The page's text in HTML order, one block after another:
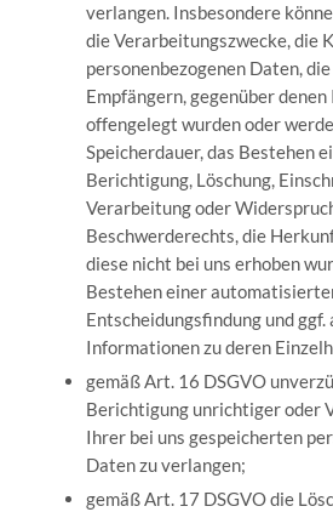
verlangen. Insbesondere
die Verarbeitungszwecke, die
personenbezogenen Daten,
Empfängern, gegenüber
offengelegt wurden oder
Speicherdauer, das Bestehen
Berichtigung, Löschung,
Verarbeitung oder
Beschwerderechts, die
diese nicht bei uns erhoben
Bestehen einer
Entscheidungsfindung und
Informationen zu deren
gemäß Art. 16 DSGVO
Berichtigung unrichtiger oder
Ihrer bei uns gespeicherten
Daten zu verlangen;
gemäß Art. 17 DSGVO die